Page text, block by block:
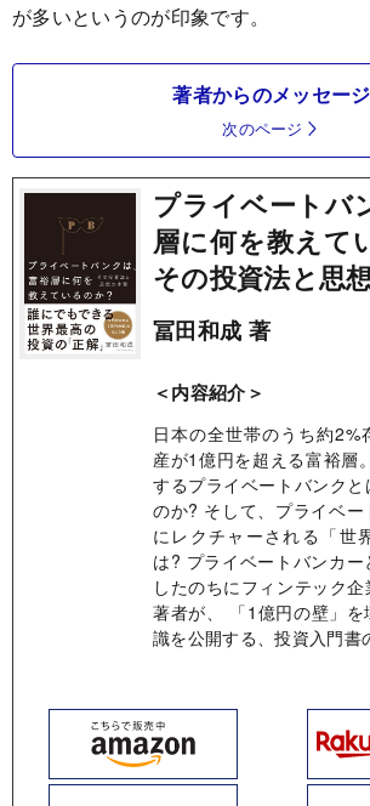
が多いというのが印象です。
著者からのメッセージ
次のページ
プライベートバ
層に何を教えて
その投資法と思
冨田和成 著
＜内容紹介＞
日本の全世帯のうち約2%
産が1億円を超える富裕層
するプライベートバンク
のか? そして、プライベ
にレクチャーされる「世
は? プライベートバンカ
したのちにフィンテック
著者が、 「1億円の壁」
識を公開する、投資入門書